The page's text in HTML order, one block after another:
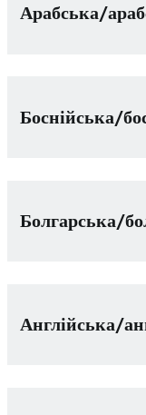
Арабська/
Боснійська/
Болгарська/
Англійська/